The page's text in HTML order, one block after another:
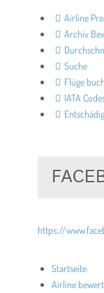
Airline
Archiv
Suche
Flüge
IATA
https://
Startseite
Airline